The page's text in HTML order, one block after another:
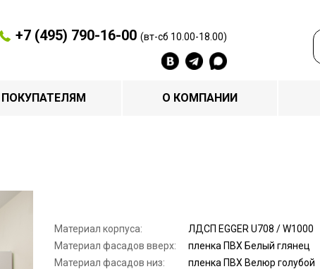
+7 (495) 790-16-00 (вт-сб 10.00-18.00)
ПОКУПАТЕЛЯМ О КОМПАНИИ
Материал корпуса:
ЛДСП EGGER U708 / W1000
Материал фасадов вверх:
пленка ПВХ Белый глянец
Материал фасадов низ:
пленка ПВХ Велюр голубой